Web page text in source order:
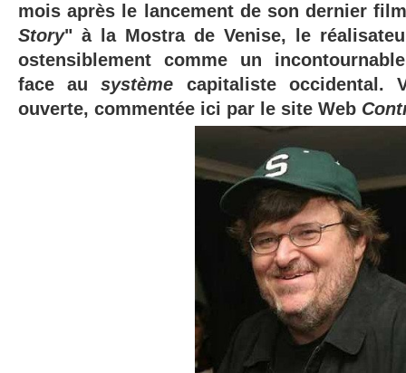
mois après le lancement de son dernier
Story" à la Mostra de Venise, le
ostensiblement comme un
face ausystème capitaliste occidental.
ouverte, commentée ici par le site Web